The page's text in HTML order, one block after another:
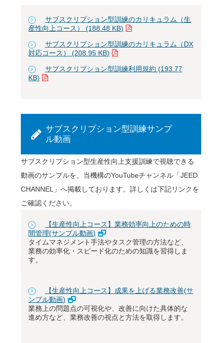
サブスクリプション型訓練のカリキュラム（生
産性向上コース） (188.48 KB)
サブスクリプション型訓練のカリキュラム（DX
対応コース） (208.95 KB)
サブスクリプション型訓練利用規約 (193.77
KB)
サブスクリプション型訓練サンプ
ル動画
サブスクリプション型生産性向上支援訓練で視聴できる
動画のサンプルを、当機構のYouTubeチャンネル「JEED
CHANNEL」へ掲載しております。詳しくは下記リンクを
ご確認ください。
【生産性向上コース】業務効率向上のための時
間管理(サンプル動画)
タイムマネジメント手法やタスク管理の方法など、
業務の効率化・スピード化のための知識を習得しま
す。
【生産性向上コース】成果を上げる業務改善(サ
ンプル動画)
業務上の問題点の可視化や、改善に向けた具体的な
進め方など、業務改善の視点と方法を取得します。